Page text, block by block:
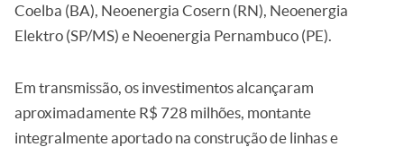
Coelba (BA), Neoenergia Cosern (RN), Neoenergia
Elektro (SP/MS) e Neoenergia Pernambuco (PE).
Em transmissão, os investimentos alcançaram
aproximadamente R$ 728 milhões, montante
integralmente aportado na construção de linhas e